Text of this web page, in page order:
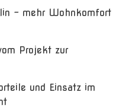
– mehr Wohnkomfort
Projekt zur
und Einsatz im